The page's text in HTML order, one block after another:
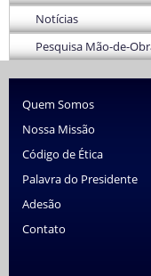
Notícias
Pesquisa Mão-de-
Quem Somos
Nossa Missão
Código de Ética
Palavra do Presidente
Adesão
Contato